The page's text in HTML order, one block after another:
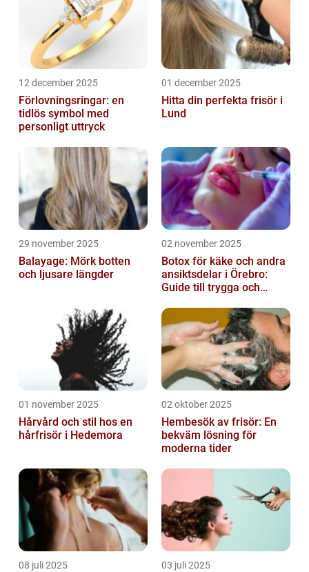
12 december 2025
Förlovningsringar: en
tidlös symbol med
personligt uttryck
01 december 2025
Hitta din perfekta frisör i
Lund
29 november 2025
Balayage: Mörk botten
och ljusare längder
02 november 2025
Botox för käke och andra
ansiktsdelar i Örebro:
Guide till trygga och
01 november 2025
Hårvård och stil hos en
hårfrisör i Hedemora
02 oktober 2025
Hembesök av frisör: En
bekväm lösning för
moderna tider
08 juli 2025 03 juli 2025